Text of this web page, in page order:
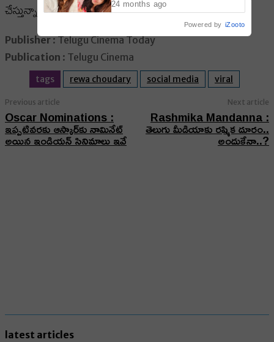
చేస్తున్నారు..
Publisher: Telugu Cinema Today
Publication : Telugu Cinema
tags rewa choudary social media viral
Previous article
Oscar Nominations :
ఇప్పటివరకు ఆస్కార్‌కు నామినేట్
అయిన ఇండియన్ సినిమాలు ఇవే
Next article
Rashmika Mandanna :
తెలుగు మీడియాకు రష్మిక దూరం..
అందుకేనా..?
latest articles
24 months ago
Powered by iZooto